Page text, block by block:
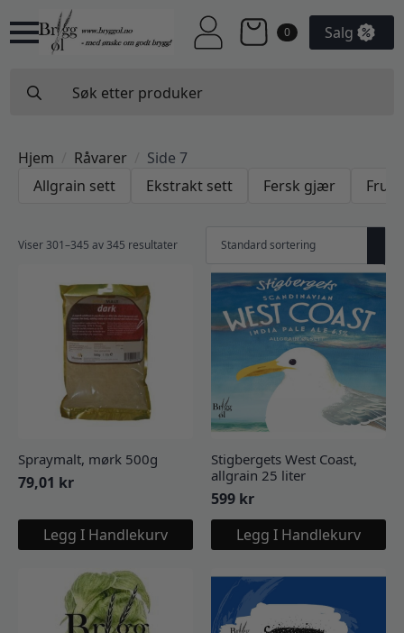
0 Salg
for:
Hjem Råvarer
Side 7
Allgrain sett
Ekstrakt sett Fersk gjær
Viser 301–345 av 345 resultater
Spraymalt, mørk 500g
79,01 kr
Legg I Handlekurv
Stigbergets West Coast,
allgrain 25 liter
599 kr
Legg I Handlekurv